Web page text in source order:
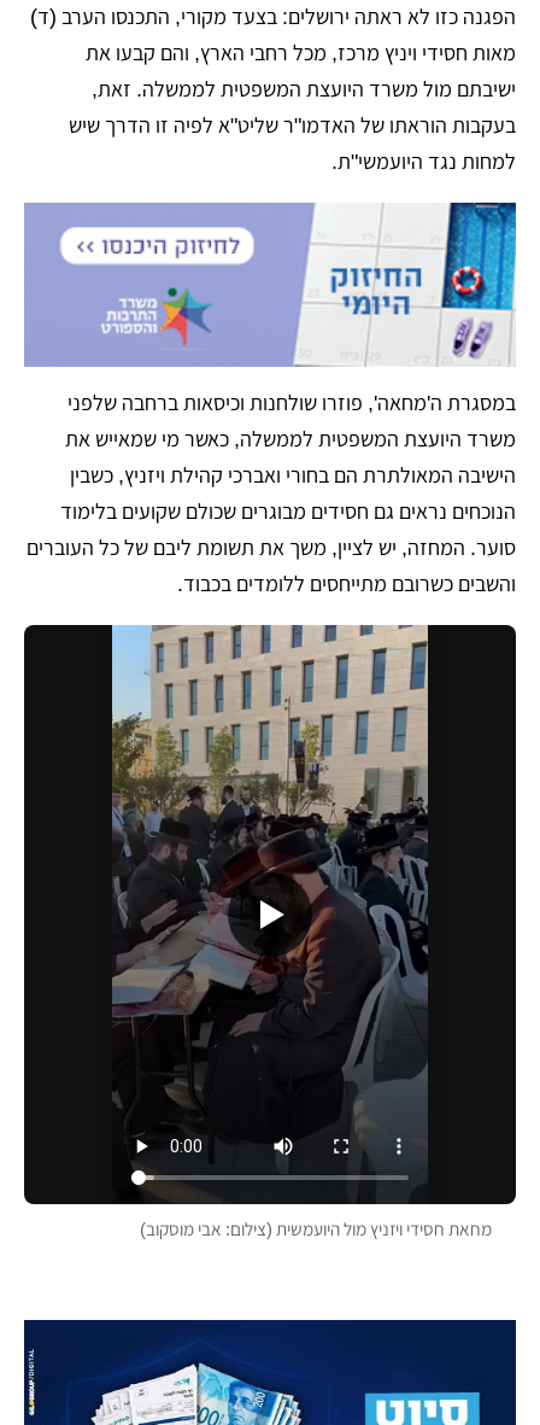
הפגנה כזו לא ראתה ירושלים: בצעד מקורי, התכנסו הערב (ד)
מאות חסידי ויניץ מרכז, מכל רחבי הארץ, והם קבעו את
ישיבתם מול משרד היועצת המשפטית לממשלה. זאת,
בעקבות הוראתו של האדמו"ר שליט"א לפיה זו הדרך שיש
למחות נגד היועמשי"ת.
במסגרת ה'מחאה', פוזרו שולחנות וכיסאות ברחבה שלפני
משרד היועצת המשפטית לממשלה, כאשר מי שמאייש את
הישיבה המאולתרת הם בחורי ואברכי קהילת ויזניץ, כשבין
הנוכחים נראים גם חסידים מבוגרים שכולם שקועים בלימוד
סוער. המחזה, יש לציין, משך את תשומת ליבם של כל העוברים
והשבים כשרובם מתייחסים ללומדים בכבוד.
מחאת חסידי ויזניץ מול היועמשית (צילום: אבי מוסקוב)